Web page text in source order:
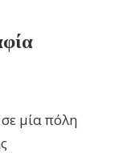
μία πόλη